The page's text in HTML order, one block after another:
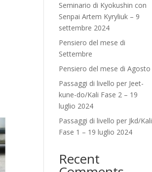
Seminario di Kyokushin con
Senpai Artem Kyryliuk – 9
settembre 2024
Pensiero del mese di
Settembre
Pensiero del mese di Agosto
Passaggi di livello per Jeet-
kune-do/Kali Fase 2 – 19
luglio 2024
Passaggi di livello per Jkd/Kali
Fase 1 – 19 luglio 2024
Recent